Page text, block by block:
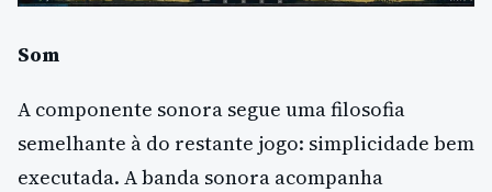
Som
A componente sonora segue uma filosofia
semelhante à do restante jogo: simplicidade bem
executada. A banda sonora acompanha